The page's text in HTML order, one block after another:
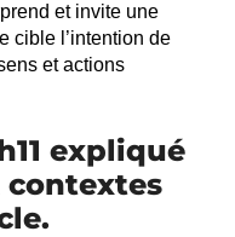
et invite une
cible l’intention de
et actions
expliqué